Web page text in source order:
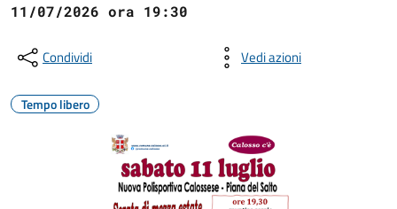
11/07/2026 ora 19:30
Condividi Vedi azioni
Tempo libero